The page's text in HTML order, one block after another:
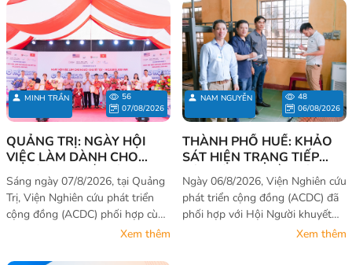
MINH TRẦN
56
07/08/2026
QUẢNG TRỊ: NGÀY HỘI
VIỆC LÀM DÀNH CHO
NGƯỜI KHUYẾT TẬT - CƠ
HỘI KHÔNG CỦA RIÊNG AI
2026
Sáng ngày 07/8/2026, tại Quảng
Trị, Viện Nghiên cứu phát triển
cộng đồng (ACDC) phối hợp cùng
với Hội Người khuyết tật – Nạn
Xem thêm
NAM NGUYỄN
48
06/08/2026
THÀNH PHỐ HUẾ: KHẢO
SÁT HIỆN TRẠNG TIẾP
CẬN VÀ NHU CẦU SỬ
DỤNG TRANG THIẾT BỊ
CHO NGƯỜI KHUYẾT TẬT
VÀ NẠN NHÂN DA CAM
Ngày 06/8/2026, Viện Nghiên cứu
phát triển cộng đồng (ACDC) đã
phối hợp với Hội Người khuyết
tật – Bảo trợ người khuyết tật và
Xem thêm